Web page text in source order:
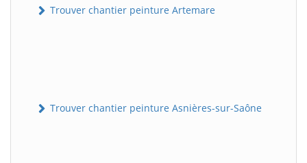
Trouver chantier peinture Artemare
Trouver chantier peinture Asnières-sur-Saône